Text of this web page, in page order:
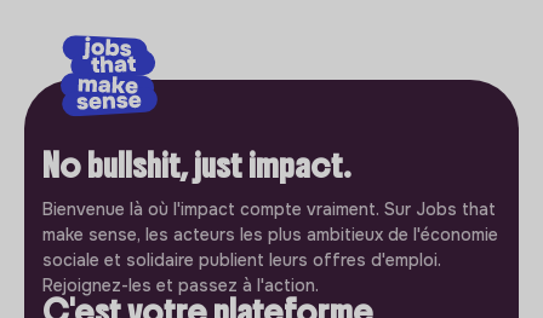
No bullshit, just impact.
Bienvenue là où l'impact compte vraiment. Sur Jobs that
make sense, les acteurs les plus ambitieux de l'économie
sociale et solidaire publient leurs offres d'emploi.
Rejoignez-les et passez à l'action.